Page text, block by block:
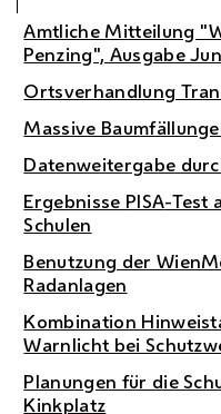
Amtliche Mitteilung
Penzing", Ausgabe
Ortsverhandlung
Massive
Datenweitergabe
Ergebnisse PISA-Test
Schulen
Benutzung der
Radanlagen
Kombination
Warnlicht bei
Planungen für die
Kinkplatz